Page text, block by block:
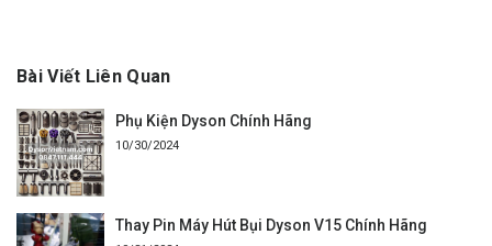
Bài Viết Liên Quan
Phụ Kiện Dyson Chính Hãng
10/30/2024
Thay Pin Máy Hút Bụi Dyson V15 Chính Hãng